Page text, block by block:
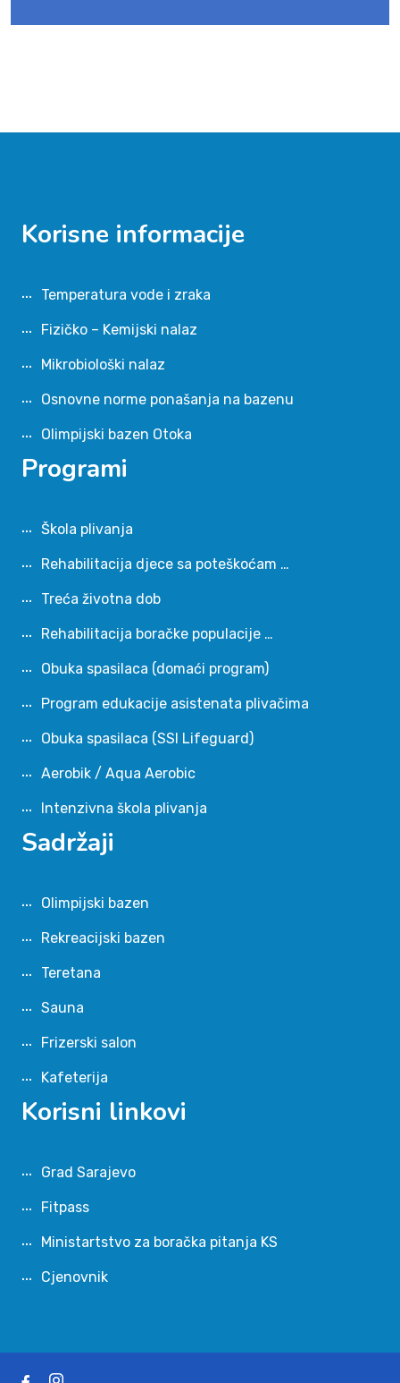
Korisne informacije
Temperatura vode i zraka
Fizičko – Kemijski nalaz
Mikrobiološki nalaz
Osnovne norme ponašanja na bazenu
Olimpijski bazen Otoka
Programi
Škola plivanja
Rehabilitacija djece sa poteškoćam …
Treća životna dob
Rehabilitacija boračke populacije …
Obuka spasilaca (domaći program)
Program edukacije asistenata plivačima
Obuka spasilaca (SSI Lifeguard)
Aerobik / Aqua Aerobic
Intenzivna škola plivanja
Sadržaji
Olimpijski bazen
Rekreacijski bazen
Teretana
Sauna
Frizerski salon
Kafeterija
Korisni linkovi
Grad Sarajevo
Fitpass
Ministartstvo za boračka pitanja KS
Cjenovnik